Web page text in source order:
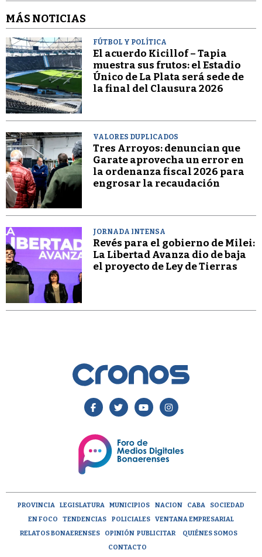
MÁS NOTICIAS
FÚTBOL Y POLÍTICA
El acuerdo Kicillof – Tapia
muestra sus frutos: el Estadio
Único de La Plata será sede de
la final del Clausura 2026
VALORES DUPLICADOS
Tres Arroyos: denuncian que
Garate aprovecha un error en
la ordenanza fiscal 2026 para
engrosar la recaudación
JORNADA INTENSA
Revés para el gobierno de Milei:
La Libertad Avanza dio de baja
el proyecto de Ley de Tierras
PROVINCIA LEGISLATURA MUNICIPIOS NACION CABA
SOCIEDAD
EN FOCO
TENDENCIAS POLICIALES
VENTANA EMPRESARIAL
RELATOS BONAERENSES
OPINIÓN PUBLICITAR
QUIÉNES SOMOS
CONTACTO